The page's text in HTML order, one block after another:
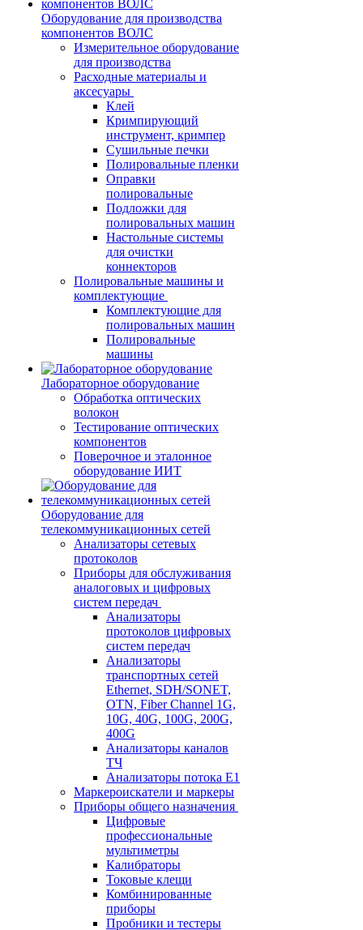
Оборудование для производства
компонентов ВОЛС
Измерительное оборудование
для производства
Расходные материалы и
аксесуары
Клей
Кримпирующий
инструмент, кримпер
Сушильные печки
Полировальные пленки
Оправки
полировальные
Подложки для
полировальных машин
Настольные системы
для очистки
коннекторов
Полировальные машины и
комплектующие
Комплектующие для
полировальных машин
Полировальные
машины
Лабораторное оборудование
Обработка оптических
волокон
Тестирование оптических
компонентов
Поверочное и эталонное
оборудование ИИТ
Оборудование для
телекоммуникационных сетей
Анализаторы сетевых
протоколов
Приборы для обслуживания
аналоговых и цифровых
систем передач
Анализаторы
протоколов цифровых
систем передач
Анализаторы
транспортных сетей
Ethernet, SDH/SONET,
OTN, Fiber Channel 1G,
10G, 40G, 100G, 200G,
400G
Анализаторы каналов
ТЧ
Анализаторы потока Е1
Маркероискатели и маркеры
Приборы общего назначения
Цифровые
профессиональные
мультиметры
Калибраторы
Токовые клещи
Комбинированные
приборы
Пробники и тестеры